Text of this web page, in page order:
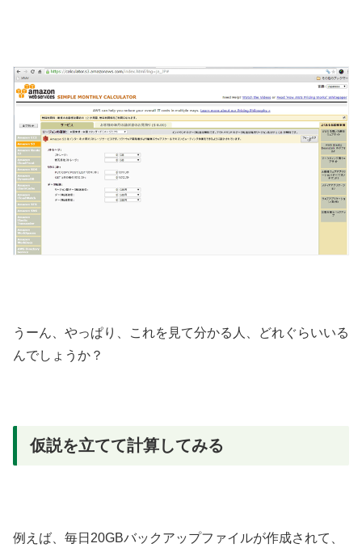
うーん、やっぱり、これを見て分かる人、どれぐらいいる
んでしょうか？
仮説を立てて計算してみる
例えば、毎日20GBバックアップファイルが作成されて、